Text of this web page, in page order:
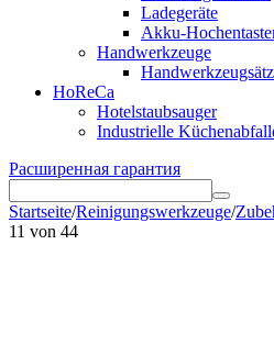
Ladegeräte
Akku-
Handwerkzeuge
HoReCa
Hotelstaubsauger
Industrielle
Расширенная гарантия
Startseite/Reinigungswerkzeuge/
11 von 44